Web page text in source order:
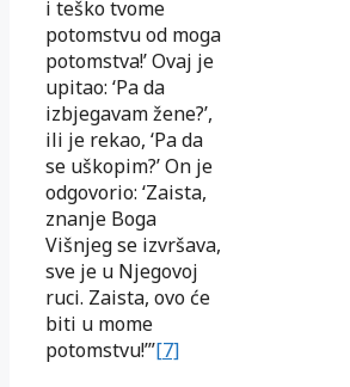
i teško tvome
potomstvu od moga
potomstva!’ Ovaj je
upitao: ‘Pa da
izbjegavam žene?’,
ili je rekao, ‘Pa da
se uškopim?’ On je
odgovorio: ‘Zaista,
znanje Boga
Višnjeg se izvršava,
sve je u Njegovoj
ruci. Zaista, ovo će
biti u mome
potomstvu!’”[7]